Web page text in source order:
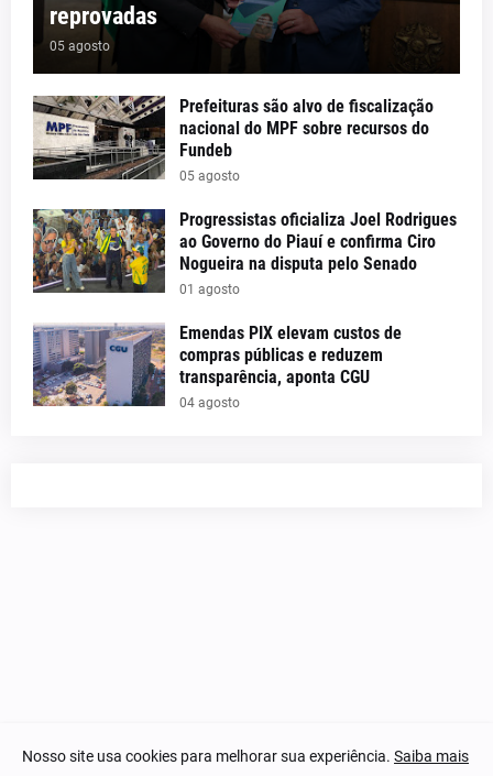
reprovadas
05 agosto
Prefeituras são alvo de fiscalização
nacional do MPF sobre recursos do
Fundeb
05 agosto
Progressistas oficializa Joel Rodrigues
ao Governo do Piauí e confirma Ciro
Nogueira na disputa pelo Senado
01 agosto
Emendas PIX elevam custos de
compras públicas e reduzem
transparência, aponta CGU
04 agosto
© 2023-2025 Notícias Piauí - Todos os direitos reservados.
Nosso site usa cookies para melhorar sua experiência. Saiba mais